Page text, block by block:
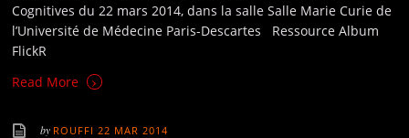
Cognitives du 22 mars 2014, dans la salle Salle Marie Curie de
l’Université de Médecine Paris-Descartes Ressource Album
FlickR
Read More
›
by ROUFFI 22 MAR 2014